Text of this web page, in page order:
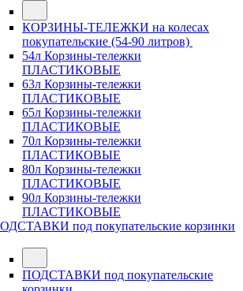
КОРЗИНЫ-ТЕЛЕЖКИ на колесах
покупательские (54-90 литров)
54л Корзины-тележки
ПЛАСТИКОВЫЕ
63л Корзины-тележки
ПЛАСТИКОВЫЕ
65л Корзины-тележки
ПЛАСТИКОВЫЕ
70л Корзины-тележки
ПЛАСТИКОВЫЕ
80л Корзины-тележки
ПЛАСТИКОВЫЕ
90л Корзины-тележки
ПЛАСТИКОВЫЕ
под покупательские корзинки
ПОДСТАВКИ под покупательские